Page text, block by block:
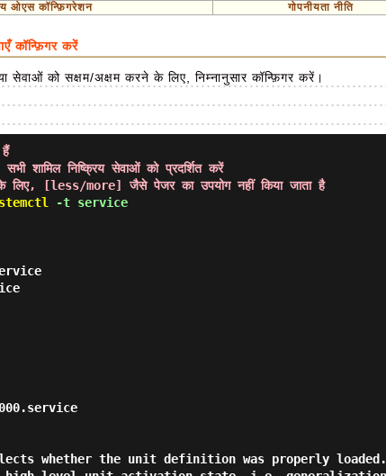
ओएस कॉन्फ़िगरेशन गोपनीयता नीति
कॉन्फ़िगर करें
सेवाओं को सक्षम/अक्षम करने के लिए, निम्नानुसार कॉन्फ़िगर करें।
निष्क्रिय सेवाओं को प्रदर्शित करें
[less/more] जैसे पेजर का उपयोग नहीं किया जाता है
-t service
whether the unit definition was properly loaded.